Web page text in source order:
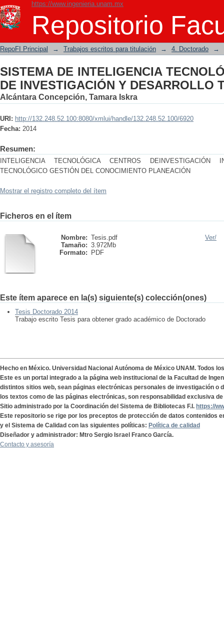
https://www.ingenieria.unam.mx
Repositorio
SISTEMA DE INTELIGENCIA
DESARROLLO TECNOLÓGICO
RepoFI Principal → Trabajos escritos para titulación → 4. Doctorado →
SISTEMA DE INTELIGENCIA
DE INVESTIGACIÓN Y DESARROLLO
Alcántara Concepción, Tamara Iskra
URI: http://132.248.52.100:8080/xmlui/handle/132.248.52.100/6920
Fecha: 2014
Resumen:
INTELIGENCIA TECNOLÓGICA CENTROS DEINVESTIGACIÓN
TECNOLÓGICO GESTIÓN DEL CONOCIMIENTO PLANEACIÓN
Mostrar el registro completo del ítem
Ficheros en el ítem
Nombre: Tesis.pdf
Tamaño: 3.972Mb
Formato:
PDF
Ver/
Este ítem aparece en la(s) siguiente(s) colección(ones)
Tesis Doctorado 2014
Trabajo escrito Tesis para obtener grado académico de Doctorado
Hecho en México. Universidad Nacional Autónoma de México UNAM. Todos
Este es un portal integrado a la página web institucional de la Facultad de
distintos sitios web, sean páginas electrónicas personales de investigación o
los textos como de las páginas electrónicas, son responsabilidad exclusiva
Sitio administrado por la Coordinación del Sistema de Bibliotecas F.I. https://
Este repositorio se rige por los preceptos de protección de datos contenidos
y el Sistema de Calidad con las siguientes políticas: Política de calidad
Diseñador y administrador: Mtro Sergio Israel Franco García.
Contacto y asesoría